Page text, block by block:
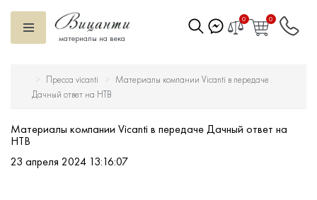
материалы на века
0 0
Искусственный камень
Вентилируемый фасад
Декоративные элементы
Пресса vicanti
Материалы компании Vicanti в передаче
Дачный ответ на НТВ
Материалы компании Vicanti в передаче Дачный ответ на
НТВ
23 апреля 2024 13:16:07